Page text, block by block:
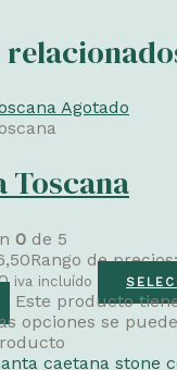
Agotado
Toscana
0 de 5
Rango de
iva incluído
Este producto
opciones se